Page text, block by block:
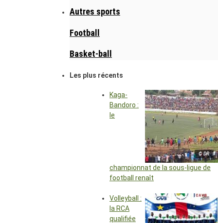
Autres sports
Football
Basket-ball
Les plus récents
© DR
Kaga-
Bandoro :
le
championnat de la sous-ligue de
football renaît
Volleyball :
la RCA
qualifiée